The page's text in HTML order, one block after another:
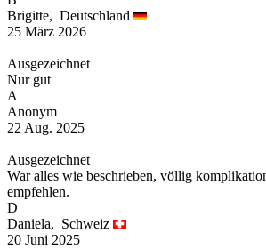
Brigitte, Deutschland
25 März 2026
Ausgezeichnet
Nur gut
A
Anonym
22 Aug. 2025
Ausgezeichnet
War alles wie beschrieben, völlig
empfehlen.
D
Daniela, Schweiz
20 Juni 2025